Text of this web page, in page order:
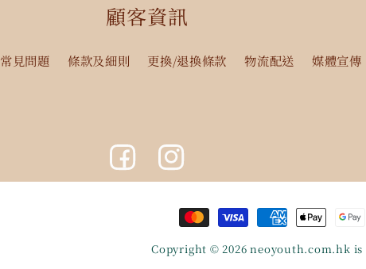
顧客資訊
常見問題 條款及細則 更換/退換條款 物流配送 媒體宣傳
FacebookInstagram
付
款
Copyright © 2026neoyouth.com.hk is